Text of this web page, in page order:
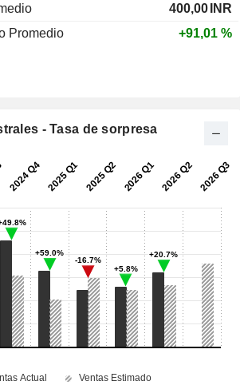
400,00 INR
Promedio
+91,01 %
- Tasa de sorpresa